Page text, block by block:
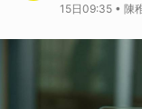
15日09:35 • 陳